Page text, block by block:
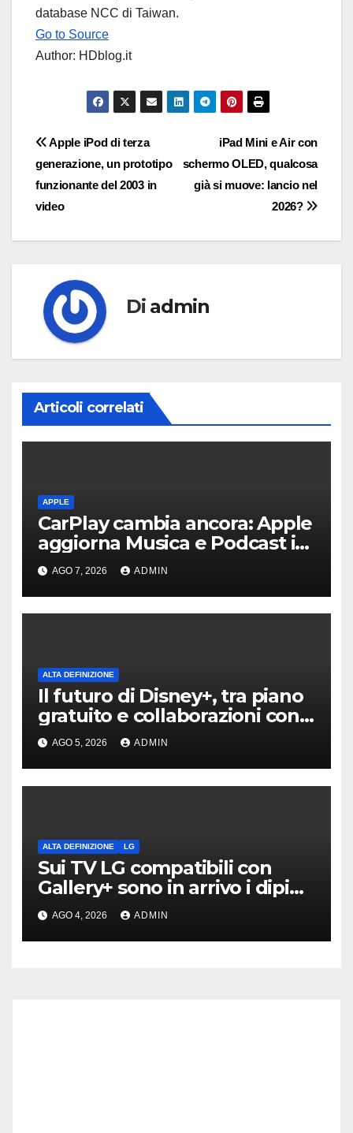
database NCC di Taiwan.
Go to Source
Author: HDblog.it
Navigazione
articoli
iPad Mini e Air con
schermo OLED, qualcosa
già si muove: lancio nel
2026?
Apple iPod di terza
generazione, un prototipo
funzionante del 2003 in
video
Di admin
Articoli correlati
APPLE
CarPlay cambia ancora: Apple
aggiorna Musica e Podcast in
auto
AGO 7, 2026 ADMIN
ALTA DEFINIZIONE
Il futuro di Disney+, tra piano
gratuito e collaborazioni con
TikTok
AGO 5, 2026 ADMIN
ALTA DEFINIZIONE LG
Sui TV LG compatibili con
Gallery+ sono in arrivo i dipinti
di Bob Ross
AGO 4, 2026 ADMIN